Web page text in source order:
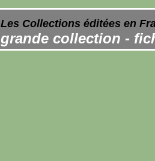
Les Collections éditées en
grande collection -